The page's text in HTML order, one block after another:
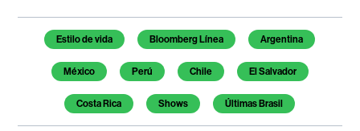
Temas deste artigo
Estilo de vida Bloomberg Línea Argentina
México Perú Chile El Salvador
Costa Rica Shows Últimas Brasil